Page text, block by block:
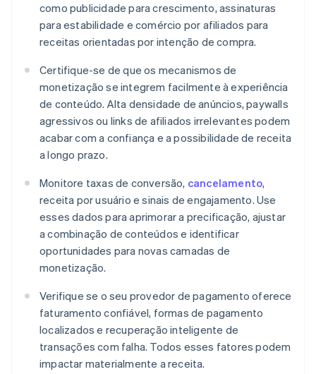
como publicidade para crescimento, assinaturas
para estabilidade e comércio por afiliados para
receitas orientadas por intenção de compra.
Certifique-se de que os mecanismos de
monetização se integrem facilmente à experiência
de conteúdo. Alta densidade de anúncios, paywalls
agressivos ou links de afiliados irrelevantes podem
acabar com a confiança e a possibilidade de receita
a longo prazo.
Monitore taxas de conversão, cancelamento,
receita por usuário e sinais de engajamento. Use
esses dados para aprimorar a precificação, ajustar
a combinação de conteúdos e identificar
oportunidades para novas camadas de
monetização.
Verifique se o seu provedor de pagamento oferece
faturamento confiável, formas de pagamento
localizados e recuperação inteligente de
transações com falha. Todos esses fatores podem
impactar materialmente a receita.